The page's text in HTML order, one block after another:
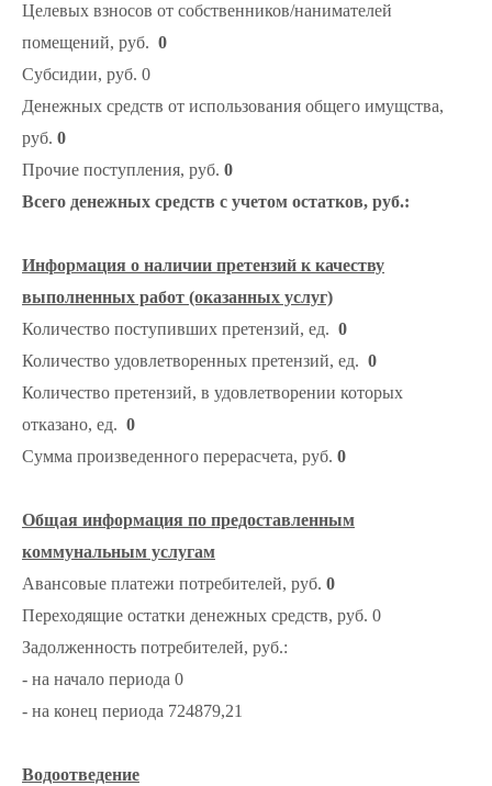
Целевых взносов от собственников/нанимателей
помещений, руб. 0
Субсидии, руб. 0
Денежных средств от использования общего имущства,
руб. 0
Прочие поступления, руб. 0
Всего денежных средств с учетом остатков, руб.:
Информация о наличии претензий к качеству
выполненных работ (оказанных услуг)
Количество поступивших претензий, ед. 0
Количество удовлетворенных претензий, ед. 0
Количество претензий, в удовлетворении которых
отказано, ед. 0
Сумма произведенного перерасчета, руб. 0
Общая информация по предоставленным
коммунальным услугам
Авансовые платежи потребителей, руб. 0
Переходящие остатки денежных средств, руб. 0
Задолженность потребителей, руб.:
- на начало периода 0
- на конец периода 724879,21
Водоотведение